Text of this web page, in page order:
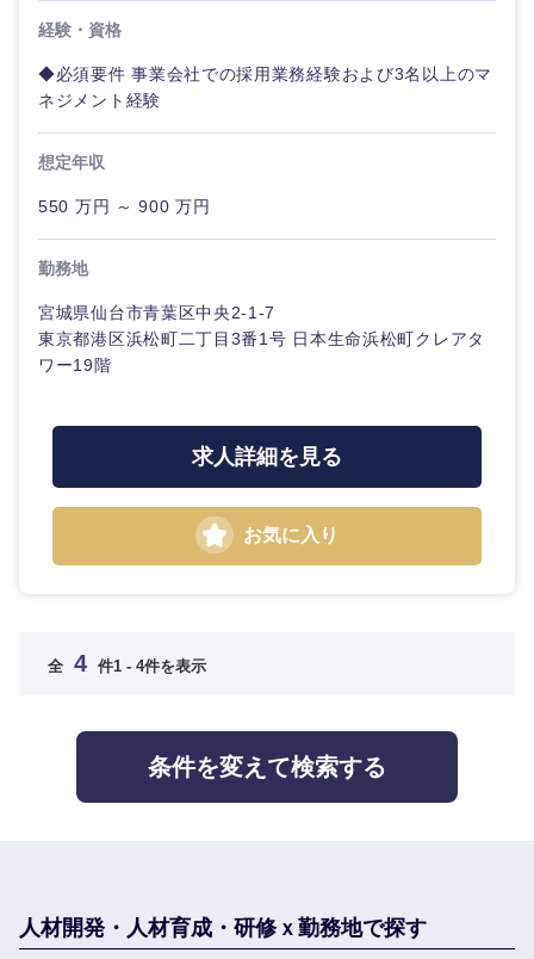
選択する
選択する
選択する
選択する
経験・資格
◆必須要件 事業会社での採用業務経験および3名以上のマ
ネジメント経験
想定年収
550 万円 ～ 900 万円
勤務地
宮城県仙台市青葉区中央2-1-7
東京都港区浜松町二丁目3番1号 日本生命浜松町クレアタ
ワー19階
求人詳細を見る
お気に入り
全 4 件1 - 4件を表示
条件を変えて検索する
人材開発・人材育成・研修ｘ勤務地で探す